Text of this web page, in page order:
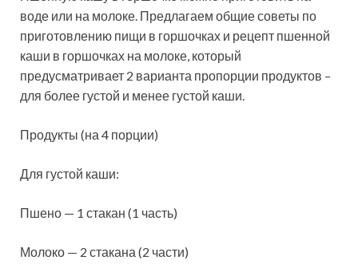
воде или на молоке. Предлагаем общие советы по
приготовлению пищи в горшочках и рецепт пшенной
каши в горшочках на молоке, который
предусматривает 2 варианта пропорции продуктов –
для более густой и менее густой каши.
Продукты (на 4 порции)
Для густой каши:
Пшено — 1 стакан (1 часть)
Молоко — 2 стакана (2 части)